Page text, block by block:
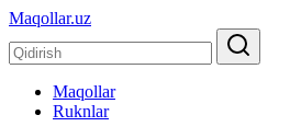
Maqollar.uz
Maqollar
Ruknlar